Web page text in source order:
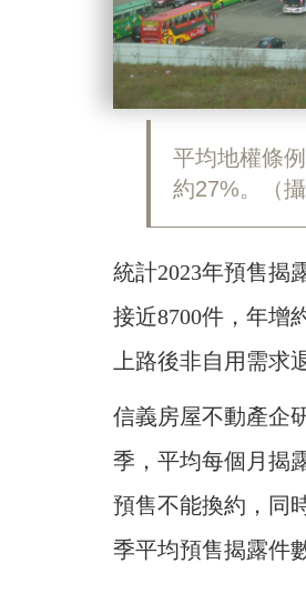
平均地權條
約27%。（
統計2023年預售揭
接近8700件，年增
上路後非自用需求
信義房屋不動產企
季，平均每個月揭
預售不能換約，同
季平均預售揭露件